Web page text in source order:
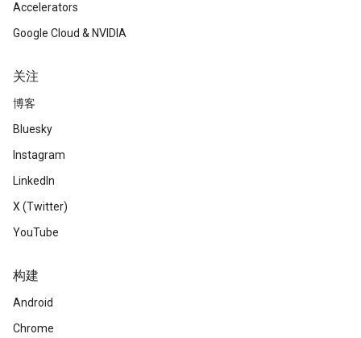
Accelerators
Google Cloud & NVIDIA
关注
博客
Bluesky
Instagram
LinkedIn
X (Twitter)
YouTube
构建
Android
Chrome